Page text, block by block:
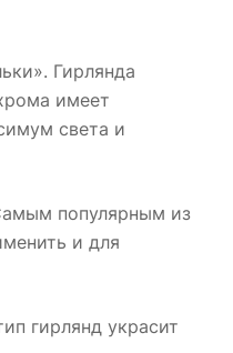
Гирлянда
имеет
света и
популярным из
и для
гирлянд украсит